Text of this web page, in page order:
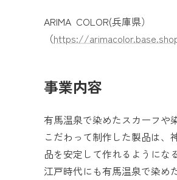
ARIMA COLOR​(兵庫県）
（https://
事業内容
有馬温泉で染めたスカーフや
こだわって制作した製品は、
品を安定して作れるようにな
江戸時代にも有馬温泉で染め